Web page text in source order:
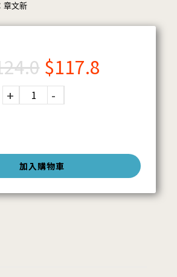
章文新
加入購物車
$117.8